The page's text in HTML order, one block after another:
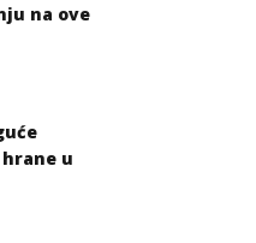
na ove
u